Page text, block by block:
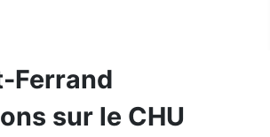
Ferrand
sur le CHU